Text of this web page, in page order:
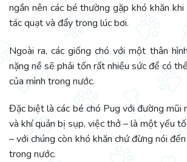
ngắn nên các bé thường gặp khó khăn
tác quạt và đẩy trong lúc bơi.
Ngoài ra, các giống chó với một thân
nặng nề sẽ phải tốn rất nhiều sức để có
của mình trong nước.
Đặc biệt là các bé chó Pug với đường mũi
và khí quản bị sụp, việc thở – là một yếu
– với chúng còn khó khăn chứ đừng nói
trong nước.